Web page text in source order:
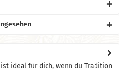
ideal für dich, wenn du Tradition